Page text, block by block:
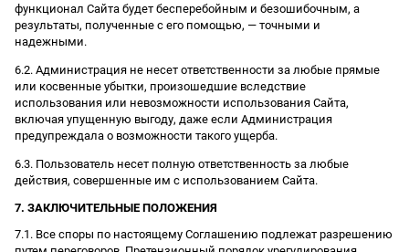
функционал Сайта будет бесперебойным и безошибочным, а
результаты, полученные с его помощью, — точными и
надежными.
6.2. Администрация не несет ответственности за любые прямые
или косвенные убытки, произошедшие вследствие
использования или невозможности использования Сайта,
включая упущенную выгоду, даже если Администрация
предупреждала о возможности такого ущерба.
6.3. Пользователь несет полную ответственность за любые
действия, совершенные им с использованием Сайта.
7. ЗАКЛЮЧИТЕЛЬНЫЕ ПОЛОЖЕНИЯ
7.1. Все споры по настоящему Соглашению подлежат разрешению